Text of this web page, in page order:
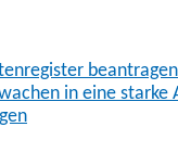
beantragen
in eine